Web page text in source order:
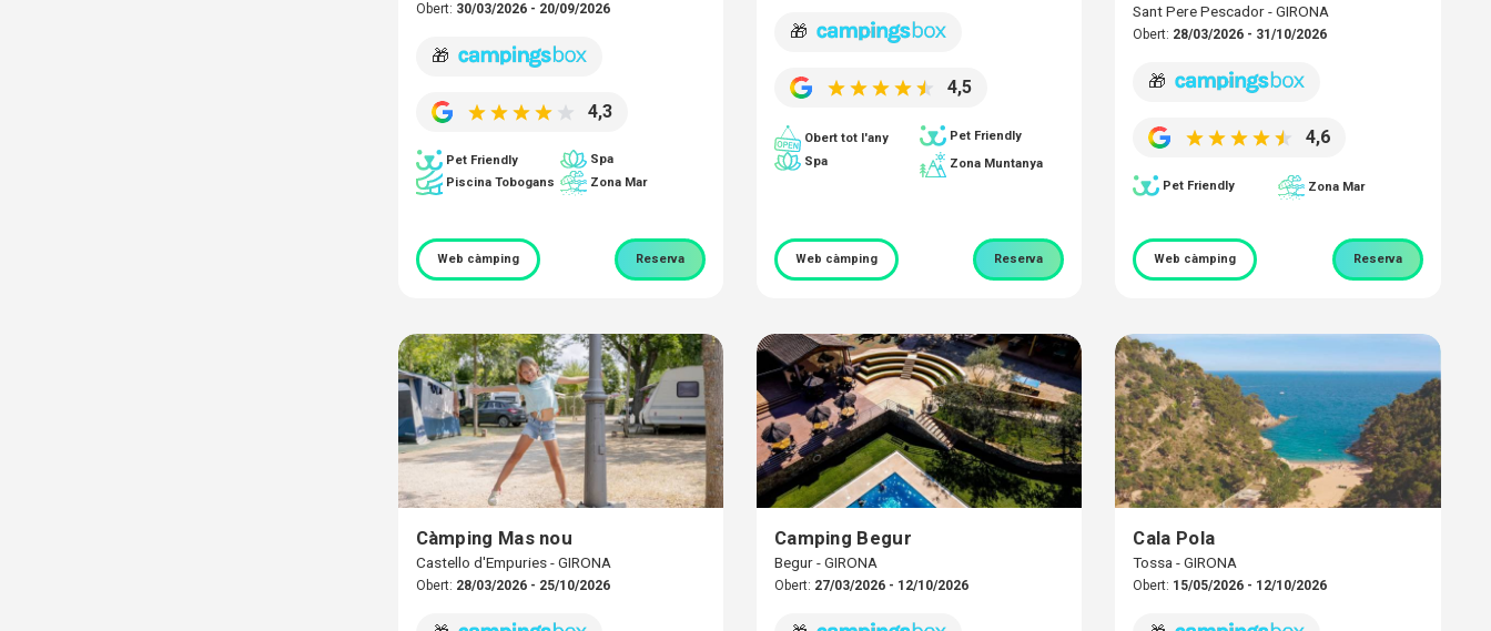
Obert: 30/03/2026 - 20/09/2026
🎁
4,3
Pet Friendly
Spa
Piscina Tobogans
Zona Mar
Web càmping Reserva
🎁
4,5
Obert tot l'any
Pet Friendly
Spa
Zona Muntanya
Web càmping Reserva
Sant Pere Pescador - GIRONA
Obert: 28/03/2026 - 31/10/2026
🎁
4,6
Pet Friendly Zona Mar
Web càmping Reserva
Càmping Mas nou
Castello d'Empuries - GIRONA
Obert: 28/03/2026 - 25/10/2026
Camping Begur
Begur - GIRONA
Obert: 27/03/2026 - 12/10/2026
Cala Pola
Tossa - GIRONA
Obert: 15/05/2026 - 12/10/2026